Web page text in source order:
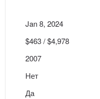
Jan 8, 2024
$463 / $4,978
2007
Нет
Да